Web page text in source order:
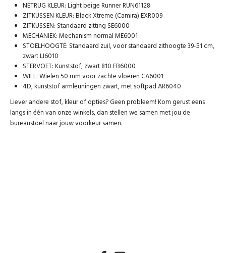
NETRUG KLEUR: Light beige Runner RUN61128
ZITKUSSEN KLEUR: Black Xtreme (Camira) EXR009
ZITKUSSEN: Standaard zitting SE6000
MECHANIEK: Mechanism normal ME6001
STOELHOOGTE: Standaard zuil, voor standaard zithoogte 39-51 cm,
zwart LI6010
STERVOET: Kunststof, zwart 810 FB6000
WIEL: Wielen 50 mm voor zachte vloeren CA6001
4D, kunststof armleuningen zwart, met softpad AR6040
Liever andere stof, kleur of opties? Geen probleem! Kom gerust eens
langs in één van onze winkels, dan stellen we samen met jou de
bureaustoel naar jouw voorkeur samen.